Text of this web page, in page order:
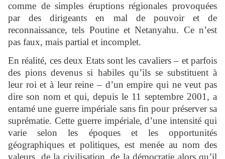
comme de simples éruptions régionales provoquées
par des dirigeants en mal de pouvoir et de
reconnaissance, tels Poutine et Netanyahu. Ce n’est
pas faux, mais partial et incomplet.
En réalité, ces deux Etats sont les cavaliers – et parfois
des pions devenus si habiles qu’ils se substituent à
leur roi et à leur reine – d’un empire qui ne veut pas
dire son nom et qui, depuis le 11 septembre 2001, a
entamé une guerre impériale sans fin pour préserver sa
suprématie. Cette guerre impériale, d’une intensité qui
varie selon les époques et les opportunités
géographiques et politiques, est menée au nom des
valeurs, de la civilisation, de la démocratie alors qu’il